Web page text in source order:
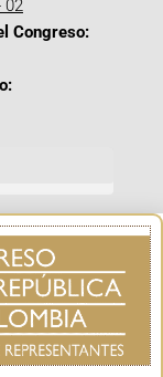
02
Congreso: